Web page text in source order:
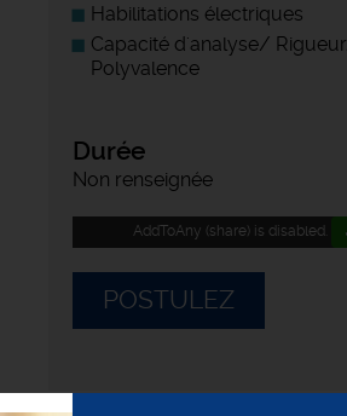
Habilitations électriques
Capacité d'analyse/
Polyvalence
Durée
Non renseignée
AddToAny (share) is disabled.
POSTULEZ